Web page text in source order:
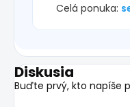
Celá ponuka:
Diskusia
Buďte prvý, kto napíše